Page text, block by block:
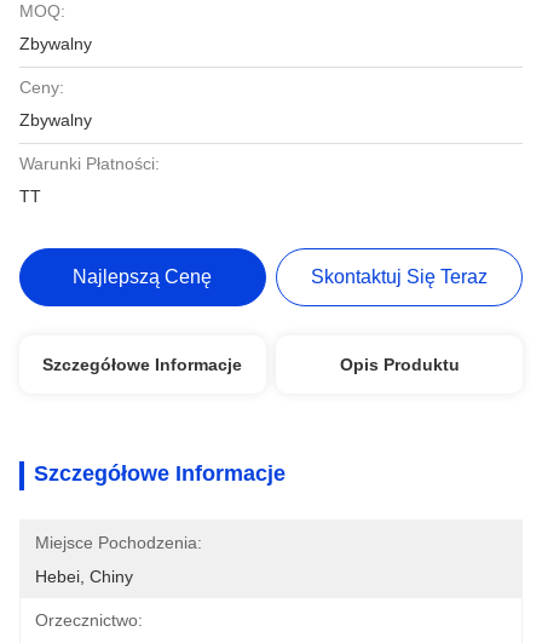
MOQ:
Zbywalny
Ceny:
Zbywalny
Warunki Płatności:
TT
Najlepszą Cenę Skontaktuj Się Teraz
Szczegółowe Informacje Opis Produktu
Szczegółowe Informacje
Miejsce Pochodzenia:
Hebei, Chiny
Orzecznictwo: